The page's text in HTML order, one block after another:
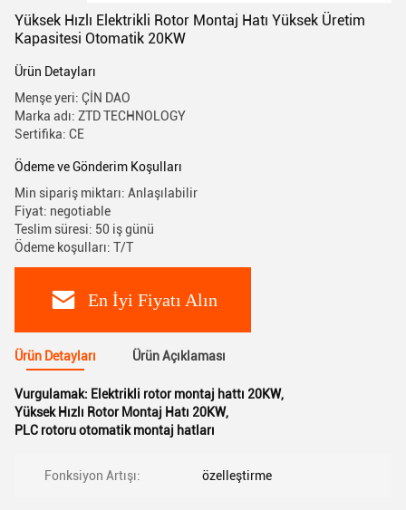
Yüksek Hızlı Elektrikli Rotor Montaj Hatı Yüksek Üretim
Kapasitesi Otomatik 20KW
Ürün Detayları
Menşe yeri: ÇİN DAO
Marka adı: ZTD TECHNOLOGY
Sertifika: CE
Ödeme ve Gönderim Koşulları
Min sipariş miktarı: Anlaşılabilir
Fiyat: negotiable
Teslim süresi: 50 iş günü
Ödeme koşulları: T/T
En İyi Fiyatı Alın
Ürün Detayları Ürün Açıklaması
Vurgulamak: Elektrikli rotor montaj hattı 20KW,
Yüksek Hızlı Rotor Montaj Hatı 20KW,
PLC rotoru otomatik montaj hatları
Fonksiyon Artışı: özelleştirme